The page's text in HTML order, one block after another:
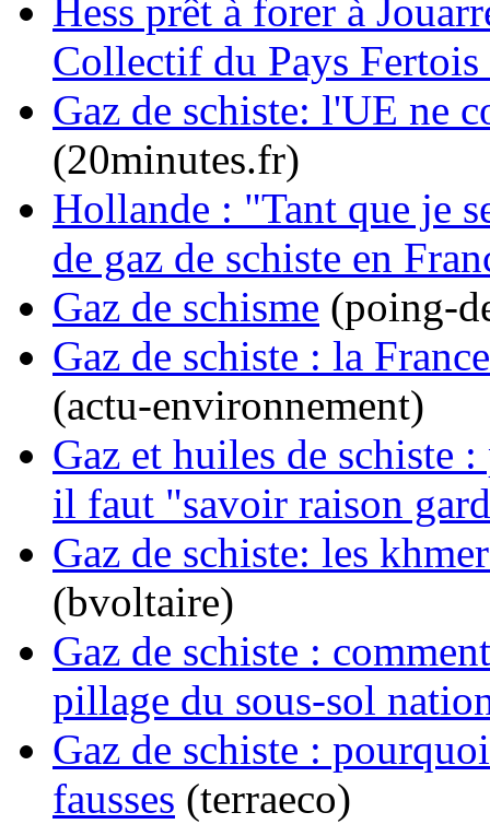
Hess prêt à forer à
Collectif du Pays
Gaz de schiste: l'UE ne
(20minutes.fr)
Hollande : "Tant que je
de gaz de schiste en
Gaz de schisme (poing-
Gaz de schiste : la
(actu-environnement)
Gaz et huiles de schiste
il faut "savoir raison
Gaz de schiste: les
(bvoltaire)
Gaz de schiste :
pillage du sous-sol
Gaz de schiste :
fausses (terraeco)